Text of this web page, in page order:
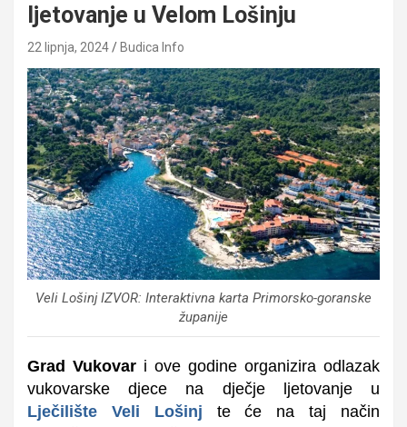
ljetovanje u Velom Lošinju
22 lipnja, 2024 Budica Info
Veli Lošinj IZVOR: Interaktivna karta Primorsko-goranske
županije
Grad Vukovar i ove godine organizira odlazak
vukovarske djece na dječje ljetovanje u
Lječilište Veli Lošinj te će na taj način